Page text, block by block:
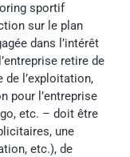
sportif
sur le plan
dans l’intérêt
retire de
de l’exploitation,
pour l’entreprise
etc. – doit être
une
etc.), de